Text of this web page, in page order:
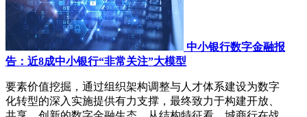
中小银行数字金融报
告：近8成中小银行“非常关注”大模型
要素价值挖掘，通过组织架构调整与人才体系建设为数字
化转型的深入实施提供有力支撑，最终致力于构建开放、